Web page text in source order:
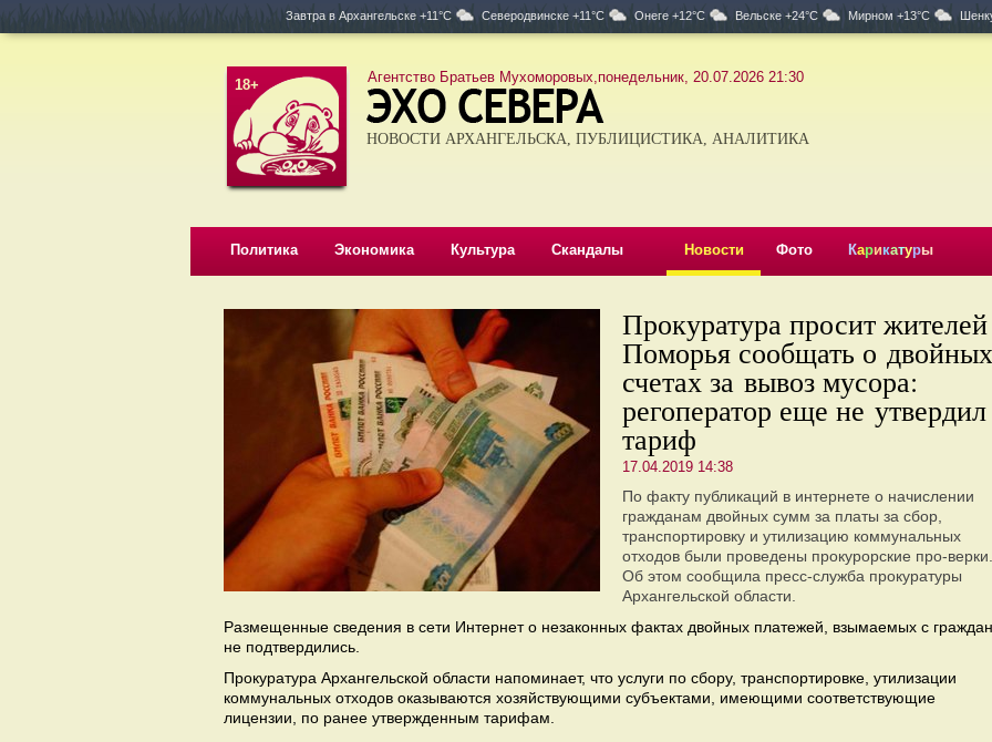
Завтра в Архангельске +11°C Северодвинске +11°C Онеге +12°C Вельске +24°C Мирном +13°C
18+ Агентство Братьев Мухоморовых,понедельник, 20.07.2026 21:30
НОВОСТИ АРХАНГЕЛЬСКА, ПУБЛИЦИСТИКА, АНАЛИТИКА
Политика Экономика Культура Скандалы Новости Фото Карикатуры
Прокуратура просит жителей
Поморья сообщать о двойных
счетах за вывоз мусора:
регоператор еще не утвердил
тариф
17.04.2019 14:38
По факту публикаций в интернете о начислении
гражданам двойных сумм за платы за сбор,
транспортировку и утилизацию коммунальных
отходов были проведены прокурорские про-верки.
Об этом сообщила пресс-служба прокуратуры
Архангельской области.
Размещенные сведения в сети Интернет о незаконных фактах двойных платежей, взымаемых с граждан,
не подтвердились.
Прокуратура Архангельской области напоминает, что услуги по сбору, транспортировке, утилизации
коммунальных отходов оказываются хозяйствующими субъектами, имеющими соответствующие
лицензии, по ранее утвержденным тарифам.